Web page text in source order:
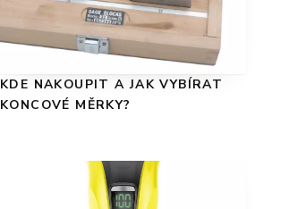
KDE NAKOUPIT A JAK VYBÍRAT
KONCOVÉ MĚRKY?